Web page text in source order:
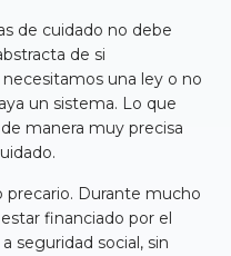
de cuidado no debe
de si
una ley o no
un sistema. Lo que
manera muy precisa
precario. Durante mucho
financiado por el
seguridad social, sin